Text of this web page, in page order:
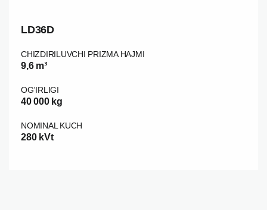
LD36D
CHIZDIRILUVCHI PRIZMA HAJMI
9,6 m³
OG'IRLIGI
40 000 kg
NOMINAL KUCH
280 kVt